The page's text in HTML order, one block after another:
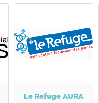
Le Refuge AURA